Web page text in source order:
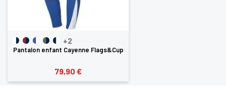
+2
Pantalon enfant Cayenne Flags&Cup
79,90 €